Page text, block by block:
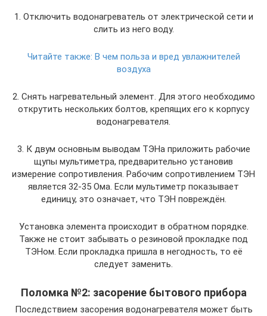
1. Отключить водонагреватель от электрической сети и
слить из него воду.
Читайте также: В чем польза и вред увлажнителей
воздуха
2. Снять нагревательный элемент. Для этого необходимо
открутить нескольких болтов, крепящих его к корпусу
водонагревателя.
3. К двум основным выводам ТЭНа приложить рабочие
щупы мультиметра, предварительно установив
измерение сопротивления. Рабочим сопротивлением ТЭН
является 32-35 Ома. Если мультиметр показывает
единицу, это означает, что ТЭН повреждён.
Установка элемента происходит в обратном порядке.
Также не стоит забывать о резиновой прокладке под
ТЭНом. Если прокладка пришла в негодность, то её
следует заменить.
Поломка №2: засорение бытового прибора
Последствием засорения водонагревателя может быть